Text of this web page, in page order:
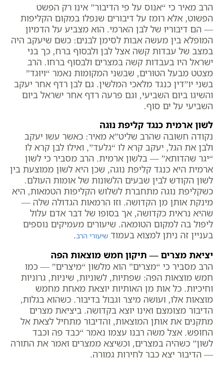
הרב מאיר כי “אנוס על פי הדיבור” אינו רק הפשט
הפשוט, אלא רומז על דיבורים שנפלו במקום הקליפות
— הם דיבוריו של לבן הארמי. הוא מצביע על הדמיון
המופלא בין מעשה אבות לסימן לבנים: כשם שיעקב היה
במצב של עבדות קשה אצל לבן ולבסוף ברח, כך בני
ישראל היו בעבדות קשה במצרים ולבסוף ברחו. הרב
מצטט מבעל הטורים, שבשני המקומות נאמר “ויוּגד”
בשני יו”דין כנגד מלאכי המלשין. גם לבן רדף אחר יעקב
והשיגו ביום השביעי, וגם פרעה רדף אחר ישראל ביום
השביעי על ים סוף.
לשון ארמית כנגד קליפת נוגה
נקודה חשובה שהרב שליט”א מאיר: כאשר עשו יעקב
ולבן את הגל, יעקב קרא לו “גלעד”, ואילו לבן קרא לו
“יגר שהדותא” — בלשון ארמית. הרב מסביר כי לשון
ארמית היא כנגד קליפת נוגה, שכן היא לשון ממוצעת בין
לשון הקודש לבין שבעים הלשונות של אומות העולם.
כשקליפת נוגה מתחברת לשלוש הקליפות הטמאות, היא
מינקת אותן מן הקדושה. וזו הרמאות הגדולה שלה —
שהיא נראית כקדושה, אך בסופו של דבר אדם עלול
ליפול בה למקום הטומאה. שיעורים מעמיקים נוספים
בעניין זה ניתן למצוא בעמוד שיעורי הרב.
יציאת מצרים — תיקון חמש מוצאות הפה
הרב מסביר כי “מצרים” הוא מלשון “מיצרים” — כמו
חמש מוצאות הפה: שפתיות, לשוניות, שיניות, גרוניות
וחיכיות. כל אות מן האותיות יוצאת מאחת מחמש
מוצאות אלו, ועושה מיצר וגבול בדיבור. כשהוא בגלות,
הדיבור מצומצם ואינו יוצא בקדושה. ביציאת מצרים
מתקנים את אותן המוצאות, והדיבור מתחיל לצאת אל
החופש. אצל משה רבנו עצמו נאמר “כבד פה וכבד
לשון” כשהיה במצרים, וכשיצא ממצרים ואמר את התורה
— הדיבור יצא כבר לחירות גמורה.